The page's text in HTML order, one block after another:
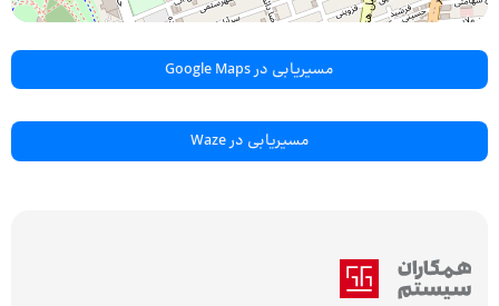
مسیریابی در Google Maps
مسیریابی در Waze